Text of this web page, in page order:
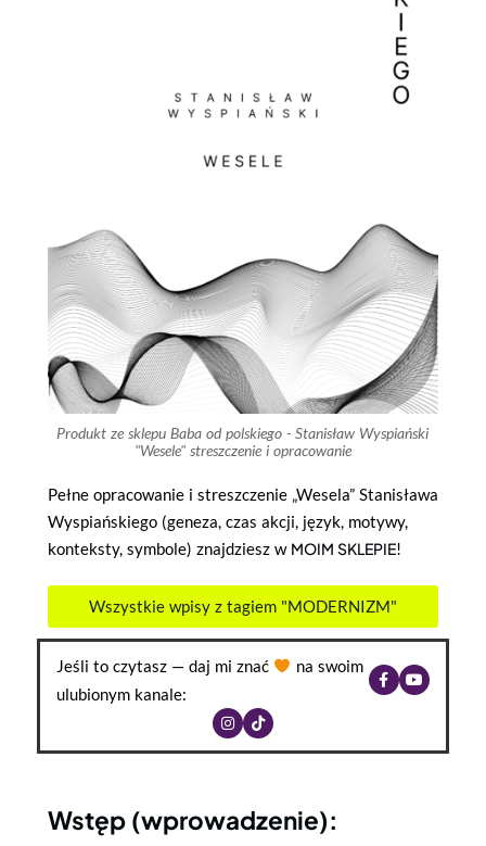
Produkt ze sklepu Baba od polskiego - Stanisław Wyspiański
"Wesele" streszczenie i opracowanie
Pełne opracowanie i streszczenie „Wesela” Stanisława
Wyspiańskiego (geneza, czas akcji, język, motywy,
konteksty, symbole) znajdziesz w MOIM SKLEPIE!
Wszystkie wpisy z tagiem "MODERNIZM"
Jeśli to czytasz — daj mi znać
na swoim
ulubionym kanale:
Wstęp (wprowadzenie):